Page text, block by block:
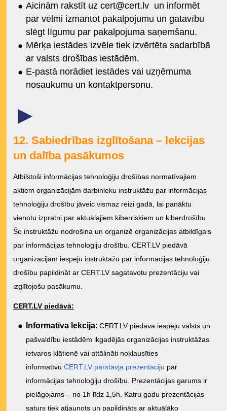
Aicinām rakstīt uz cert@cert.lv un informēt
par vēlmi izmantot pakalpojumu un gatavību
slēgt līgumu par pakalpojuma saņemšanu.
Mērķa iestādes izvēle tiek izvērtēta sadarbībā
ar valsts drošības iestādēm.
E-pastā norādiet iestādes vai uzņēmuma
nosaukumu un kontaktpersonu.
►
12. Sabiedrības izglītošana – lekcijas
un dalība pasākumos
Atbilstoši informācijas tehnoloģiju drošības normatīvajiem
aktiem organizācijām darbinieku instruktāžu par informācijas
tehnoloģiju drošību jāveic vismaz reizi gadā, lai panāktu
vienotu izpratni par aktuālajiem kiberriskiem un kiberdrošību.
Šo instruktāžu nodrošina un organizē organizācijas atbildīgais
par informācijas tehnoloģiju drošību. CERT.LV piedāvā
organizācijām iespēju instruktāžu par informācijas tehnoloģiju
drošību papildināt ar CERT.LV sagatavotu prezentāciju vai
izglītojošu pasākumu.
CERT.LV piedāvā:
Informatīva lekcija: CERT.LV piedāvā iespēju valsts un
pašvaldību iestādēm ikgadējās organizācijas instruktāžas
ietvaros klātienē vai attālināti noklausīties
informatīvu CERT.LV pārstāvja prezentāciju par
informācijas tehnoloģiju drošību. Prezentācijas garums ir
pielāgojams – no 1h līdz 1,5h. Katru gadu prezentācijas
saturs tiek atjaunots un papildināts ar aktuālāko